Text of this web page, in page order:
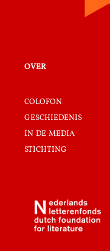
over
colofon
geschiedenis
in de media
stichting